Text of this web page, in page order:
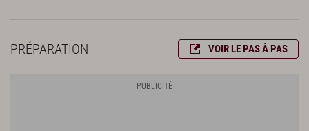
PRÉPARATION VOIR LE PAS À PAS